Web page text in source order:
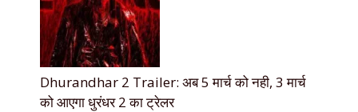
Dhurandhar 2 Trailer: अब 5 मार्च को नही, 3 मार्च
को आएगा धुरंधर 2 का ट्रेलर